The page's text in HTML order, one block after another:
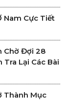
Nam Cực Tiết
Chờ Đợi 28
Lại Các Bài
Thành Mục